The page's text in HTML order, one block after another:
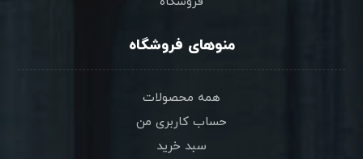
منوهای فروشگاه
همه محصولات
حساب کاربری من
سبد خرید